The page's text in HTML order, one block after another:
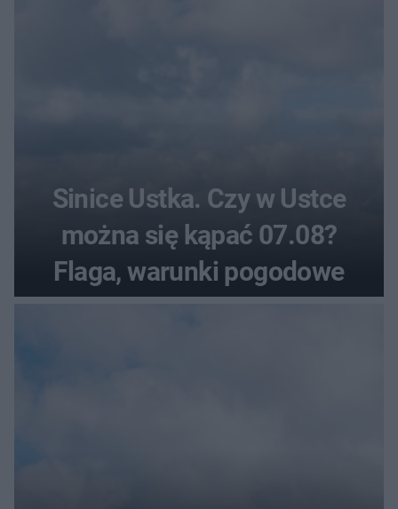
Sinice Ustka. Czy w Ustce
można się kąpać 07.08?
Flaga, warunki pogodowe